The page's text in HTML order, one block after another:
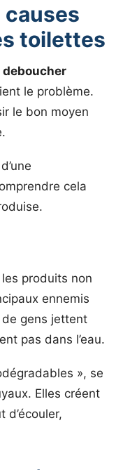
causes
toilettes
le problème.
le bon moyen
cela
produits non
ennemis
gens jettent
pas dans l’eau.
», se
Elles créent
d’écouler,